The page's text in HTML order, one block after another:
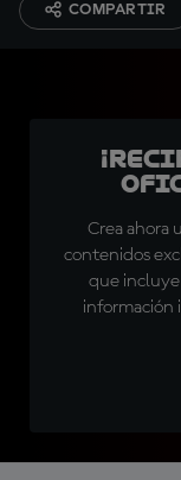
COMPARTIR
Crea ahora
contenidos
que incluye
información